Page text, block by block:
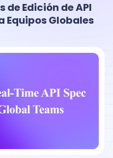
de Edición de API
Equipos Globales